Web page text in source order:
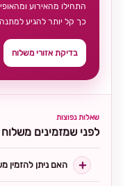
התחילו מהאירוע
כך קל יותר להגיע
בדיקת אזורי משלוח
שאלות נפוצות
לפני שמזמינים
האם ניתן להזמין